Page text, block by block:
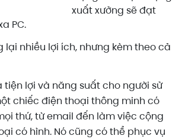
xuất xưởng sẽ đạt
PC.
lại nhiều lợi ích, nhưng kèm theo cả
tiện lợi và năng suất cho người sử
chiếc điện thoại thông minh có
thứ, từ email đến làm việc cộng
có hình. Nó cũng có thể phục vụ